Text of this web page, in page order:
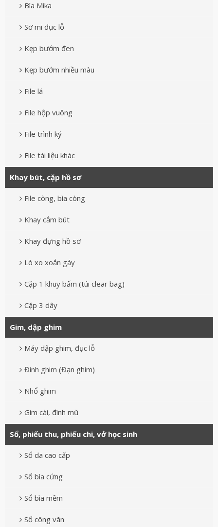
Bìa Mika
Sơ mi đục lỗ
Kẹp bướm đen
Kẹp bướm nhiều màu
File lá
File hộp vuông
File trình ký
File tài liệu khác
Khay bút, cặp hồ sơ
File còng, bìa còng
Khay cắm bút
Khay đựng hồ sơ
Lò xo xoắn gáy
Cặp 1 khuy bấm (túi clear bag)
Cặp 3 dây
Gim, dập ghim
Máy dập ghim, đục lỗ
Đinh ghim (Đạn ghim)
Nhổ ghim
Gim cài, đinh mũ
Sổ, phiếu thu, phiếu chi, vở học sinh
Sổ da cao cấp
Sổ bìa cứng
Sổ bìa mềm
Sổ công văn